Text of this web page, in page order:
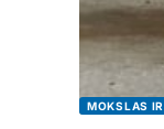
MOKSLAS